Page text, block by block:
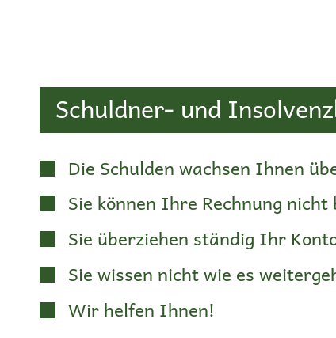
Schuldner- und
Die Schulden wachsen Ihnen
Sie können Ihre Rechnung nicht
Sie überziehen ständig Ihr
Sie wissen nicht wie es
Wir helfen Ihnen!